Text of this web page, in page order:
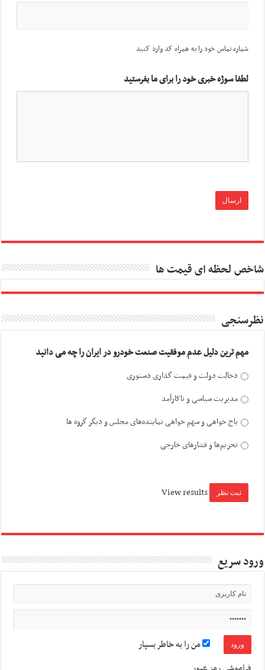
شماره تماس خود را به همراه کد وارد کنید
لطفا سوژه خبری خود را برای ما بفرستید
شاخص لحظه ای قیمت ها
نظرسنجی
مهم ترین دلیل عدم موفقیت صنعت خودرو در ایران را چه می دانید
دخالت دولت و قیمت گذاری دستوری
مدیریت سیاسی و ناکارآمد
باج خواهی و سهم خواهی نماینده‌های مجلس و دیگر گروه ها
تحریم‌ها و فشارهای خارجی
View results
ورود سریع
من را به خاطر بسپار